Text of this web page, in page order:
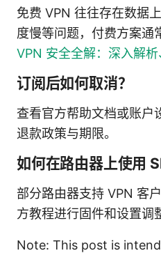
免费 VPN 往往存在数据
度慢等问题，付费方案通
VPN 安全全解：深入解
订阅后如何取消？
查看官方帮助文档或账户
退款政策与期限。
如何在路由器上使用
部分路由器支持 VPN 客
方教程进行固件和设置调
Note: This post is